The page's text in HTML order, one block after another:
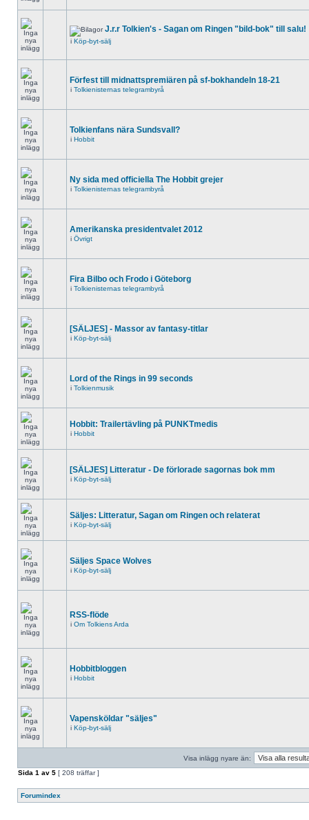
J.r.r Tolkien's - Sagan om Ringen "bild-bok" till salu!
i Köp-byt-sälj
Förfest till midnattspremiären på sf-bokhandeln 18-21
i Tolkienisternas telegrambyrå
Tolkienfans nära Sundsvall?
i Hobbit
Ny sida med officiella The Hobbit grejer
i Tolkienisternas telegrambyrå
Amerikanska presidentvalet 2012
i Övrigt
Fira Bilbo och Frodo i Göteborg
i Tolkienisternas telegrambyrå
[SÄLJES] - Massor av fantasy-titlar
i Köp-byt-sälj
Lord of the Rings in 99 seconds
i Tolkienmusik
Hobbit: Trailertävling på PUNKTmedis
i Hobbit
[SÄLJES] Litteratur - De förlorade sagornas bok mm
i Köp-byt-sälj
Säljes: Litteratur, Sagan om Ringen och relaterat
i Köp-byt-sälj
Säljes Space Wolves
i Köp-byt-sälj
RSS-flöde
i Om Tolkiens Arda
Hobbitbloggen
i Hobbit
Vapensköldar "säljes"
i Köp-byt-sälj
Visa inlägg nyare än:
Sida 1 av 5 [ 208 träffar ]
Forumindex